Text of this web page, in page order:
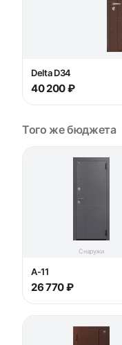
Delta D34
40 200 ₽
Того же бюджета
Снаружи
A-11
26 770 ₽